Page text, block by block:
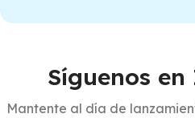
Síguenos
Mantente al día de